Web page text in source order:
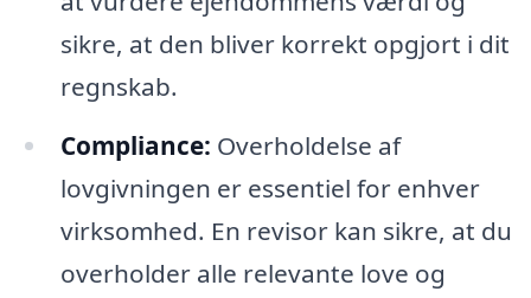
sikre, at den bliver korrekt opgjort i dit
regnskab.
Compliance: Overholdelse af
lovgivningen er essentiel for enhver
virksomhed. En revisor kan sikre, at du
overholder alle relevante love og